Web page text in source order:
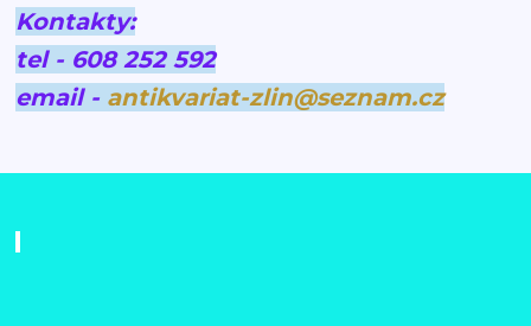
Kontakty:
tel - 608 252 592
email - antikvariat-zlin@seznam.cz